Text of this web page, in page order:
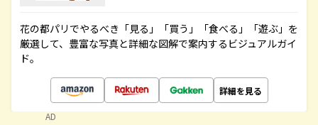
花の都パリでやるべき「見る」「買う」「食べる」「遊ぶ」を
厳選して、豊富な写真と詳細な図解で案内するビジュアルガイ
ド。
詳細を見る
AD